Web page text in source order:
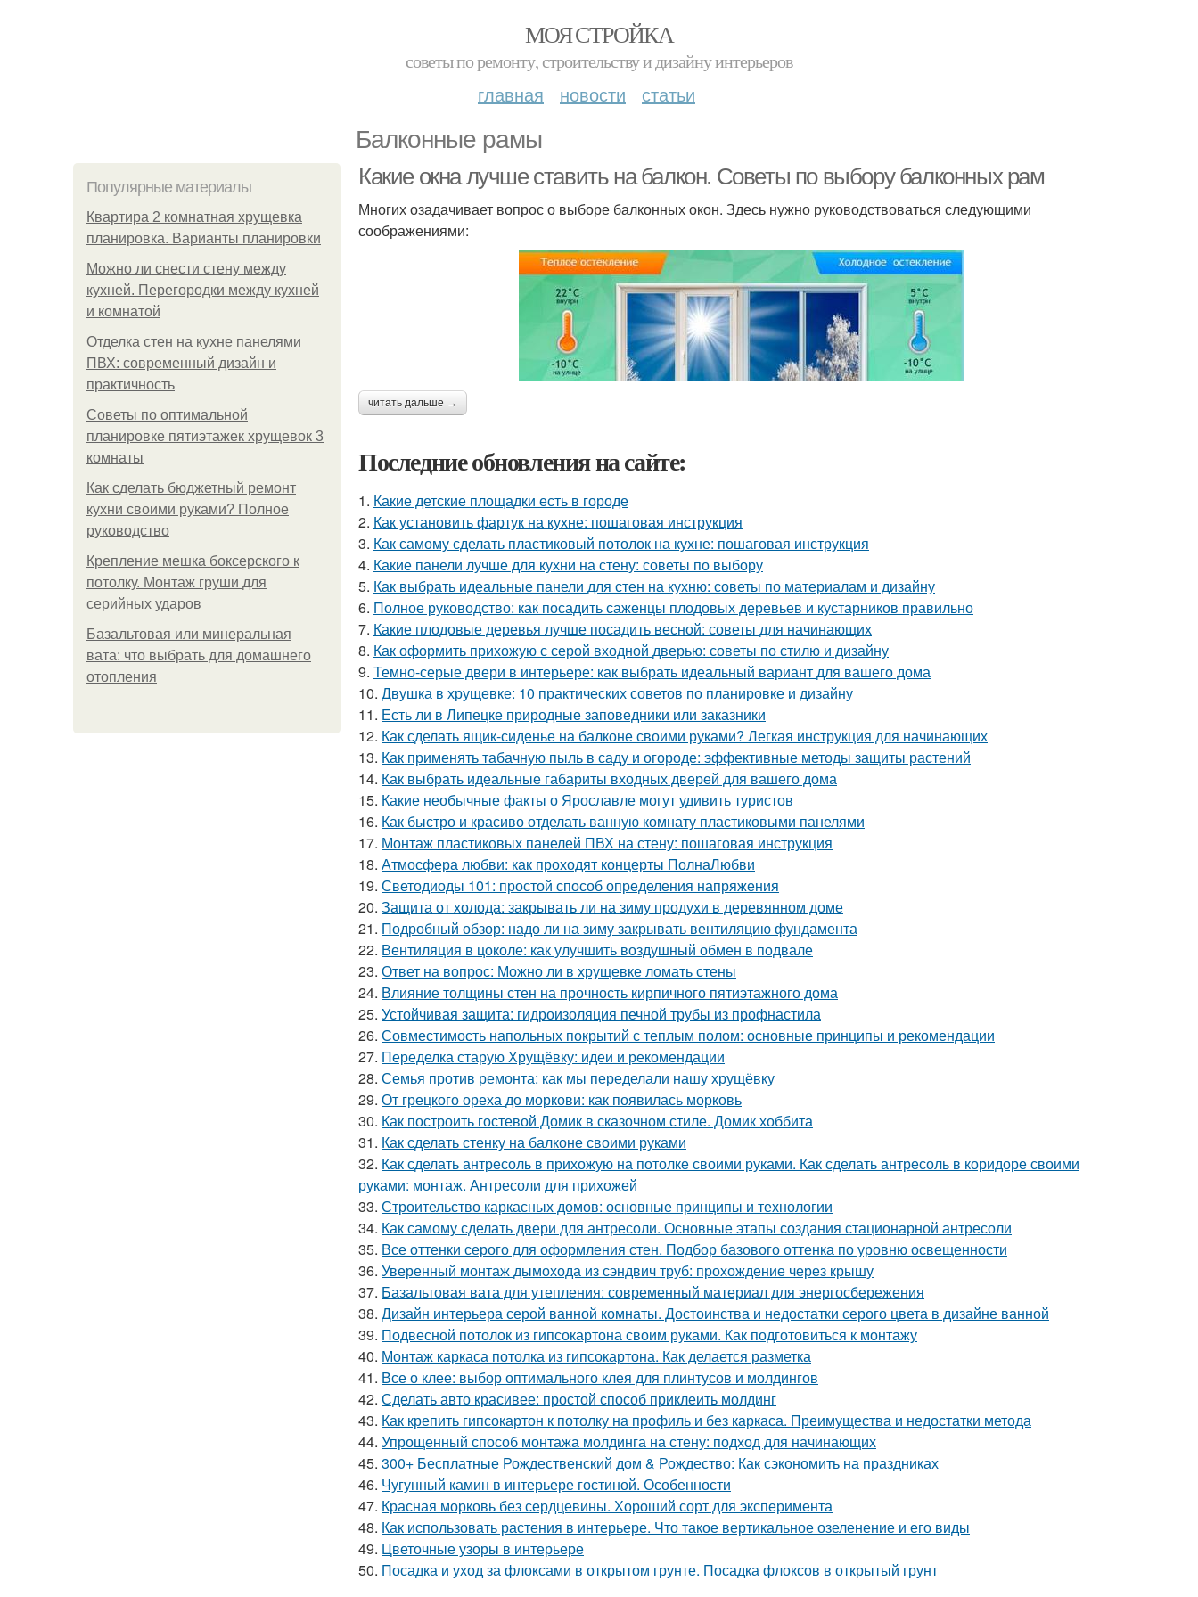
МОЯ СТРОЙКА
советы по ремонту, строительству и дизайну интерьеров
главная новости статьи
Балконные рамы
Популярные материалы
Квартира 2 комнатная хрущевка
планировка. Варианты планировки
Можно ли снести стену между
кухней. Перегородки между кухней
и комнатой
Отделка стен на кухне панелями
ПВХ: современный дизайн и
практичность
Советы по оптимальной
планировке пятиэтажек хрущевок 3
комнаты
Как сделать бюджетный ремонт
кухни своими руками? Полное
руководство
Крепление мешка боксерского к
потолку. Монтаж груши для
серийных ударов
Базальтовая или минеральная
вата: что выбрать для домашнего
отопления
Какие окна лучше ставить на балкон. Советы по выбору балконных рам
Многих озадачивает вопрос о выборе балконных окон. Здесь нужно руководствоваться следующими
соображениями:
читать дальше →
Последние обновления на сайте:
1. Какие детские площадки есть в городе
2. Как установить фартук на кухне: пошаговая инструкция
3. Как самому сделать пластиковый потолок на кухне: пошаговая инструкция
4. Какие панели лучше для кухни на стену: советы по выбору
5. Как выбрать идеальные панели для стен на кухню: советы по материалам и дизайну
6. Полное руководство: как посадить саженцы плодовых деревьев и кустарников правильно
7. Какие плодовые деревья лучше посадить весной: советы для начинающих
8. Как оформить прихожую с серой входной дверью: советы по стилю и дизайну
9. Темно-серые двери в интерьере: как выбрать идеальный вариант для вашего дома
10. Двушка в хрущевке: 10 практических советов по планировке и дизайну
11. Есть ли в Липецке природные заповедники или заказники
12. Как сделать ящик-сиденье на балконе своими руками? Легкая инструкция для начинающих
13. Как применять табачную пыль в саду и огороде: эффективные методы защиты растений
14. Как выбрать идеальные габариты входных дверей для вашего дома
15. Какие необычные факты о Ярославле могут удивить туристов
16. Как быстро и красиво отделать ванную комнату пластиковыми панелями
17. Монтаж пластиковых панелей ПВХ на стену: пошаговая инструкция
18. Атмосфера любви: как проходят концерты ПолнаЛюбви
19. Светодиоды 101: простой способ определения напряжения
20. Защита от холода: закрывать ли на зиму продухи в деревянном доме
21. Подробный обзор: надо ли на зиму закрывать вентиляцию фундамента
22. Вентиляция в цоколе: как улучшить воздушный обмен в подвале
23. Ответ на вопрос: Можно ли в хрущевке ломать стены
24. Влияние толщины стен на прочность кирпичного пятиэтажного дома
25. Устойчивая защита: гидроизоляция печной трубы из профнастила
26. Совместимость напольных покрытий с теплым полом: основные принципы и рекомендации
27. Переделка старую Хрущёвку: идеи и рекомендации
28. Семья против ремонта: как мы переделали нашу хрущёвку
29. От грецкого ореха до моркови: как появилась морковь
30. Как построить гостевой Домик в сказочном стиле. Домик хоббита
31. Как сделать стенку на балконе своими руками
32. Как сделать антресоль в прихожую на потолке своими руками. Как сделать антресоль в коридоре своими
руками: монтаж. Антресоли для прихожей
33. Строительство каркасных домов: основные принципы и технологии
34. Как самому сделать двери для антресоли. Основные этапы создания стационарной антресоли
35. Все оттенки серого для оформления стен. Подбор базового оттенка по уровню освещенности
36. Уверенный монтаж дымохода из сэндвич труб: прохождение через крышу
37. Базальтовая вата для утепления: современный материал для энергосбережения
38. Дизайн интерьера серой ванной комнаты. Достоинства и недостатки серого цвета в дизайне ванной
39. Подвесной потолок из гипсокартона своим руками. Как подготовиться к монтажу
40. Монтаж каркаса потолка из гипсокартона. Как делается разметка
41. Все о клее: выбор оптимального клея для плинтусов и молдингов
42. Сделать авто красивее: простой способ приклеить молдинг
43. Как крепить гипсокартон к потолку на профиль и без каркаса. Преимущества и недостатки метода
44. Упрощенный способ монтажа молдинга на стену: подход для начинающих
45. 300+ Бесплатные Рождественский дом & Рождество: Как сэкономить на праздниках
46. Чугунный камин в интерьере гостиной. Особенности
47. Красная морковь без сердцевины. Хороший сорт для эксперимента
48. Как использовать растения в интерьере. Что такое вертикальное озеленение и его виды
49. Цветочные узоры в интерьере
50. Посадка и уход за флоксами в открытом грунте. Посадка флоксов в открытый грунт